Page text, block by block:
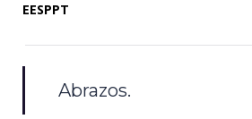
EESPPT
Abrazos.